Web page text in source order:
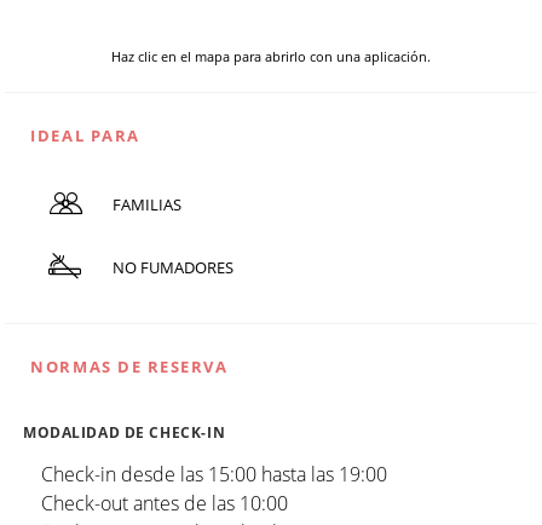
Haz clic en el mapa para abrirlo con una aplicación.
IDEAL PARA
FAMILIAS
NO FUMADORES
NORMAS DE RESERVA
MODALIDAD DE CHECK-IN
Check-in desde las 15:00 hasta las 19:00
Check-out antes de las 10:00